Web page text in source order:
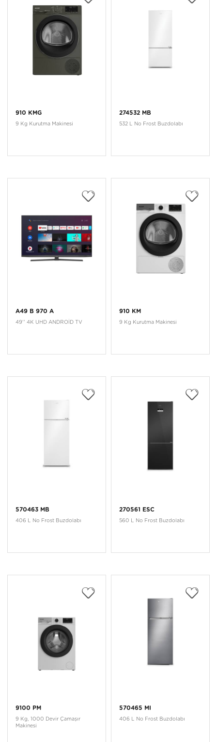
910 KMG
9 Kg Kurutma Makinesi
274532 MB
532 L No Frost Buzdolabı
A49 B 970 A
49'' 4K UHD ANDROİD TV
910 KM
9 Kg Kurutma Makinesi
570463 MB
406 L No Frost Buzdolabı
270561 ESC
560 L No Frost Buzdolabı
9100 PM
9 Kg, 1000 Devir Çamaşır
Makinesi
570465 MI
406 L No Frost Buzdolabı